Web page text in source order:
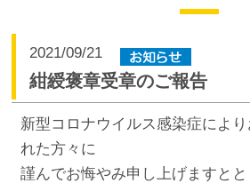
2021/09/21
紺綬褒章受章のご報告
新型コロナウイルス感染症によ
れた方々に
謹んでお悔やみ申し上げますとと